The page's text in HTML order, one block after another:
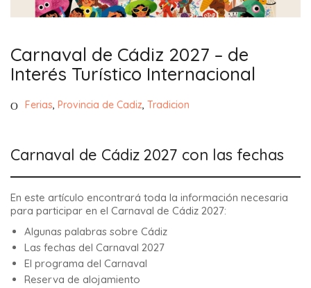
Carnaval de Cádiz 2027 – de
Interés Turístico Internacional
Ferias, Provincia de Cadiz, Tradicion
Carnaval de Cádiz 2027 con las fechas
En este artículo encontrará toda la información necesaria
para participar en el Carnaval de Cádiz 2027:
Algunas palabras sobre Cádiz
Las fechas del Carnaval 2027
El programa del Carnaval
Reserva de alojamiento